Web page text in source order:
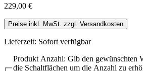
229,00 €
Preise inkl. MwSt. zzgl. Versandkosten
Lieferzeit: Sofort verfügbar
Produkt Anzahl: Gib den gewünschten
die Schaltflächen um die Anzahl zu